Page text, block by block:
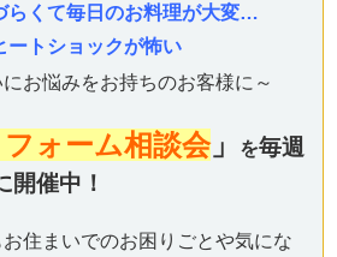
らくて毎日のお料理が大変…
ートショックが怖い
お悩みをお持ちのお客様に～
フォーム相談会」 を毎週
開催中！
お住まいでのお困りごとや気にな